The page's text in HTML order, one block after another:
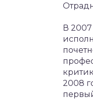
В
2008